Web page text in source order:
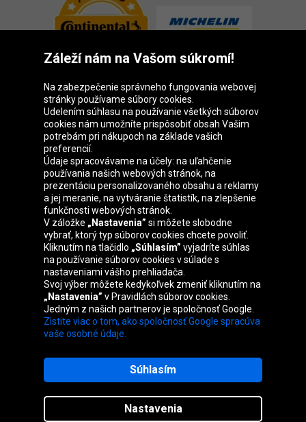
Skupina Oponeo
Belgique
Česká
republika
Deutschland Éire
España France Italia Magyarország
Nederland Österreich Polska
United
Kingdom
Mapa stránok
Záleží nám na Vašom súkromí!
Na zabezpečenie správneho fungovania webovej
stránky používame súbory cookies.
Udelením súhlasu na používanie všetkých súborov
cookies nám umožníte prispôsobiť obsah Vašim
potrebám pri nákupoch na základe vašich
preferencií.
Údaje spracovávame na účely: na uľahčenie
používania našich webových stránok, na
prezentáciu personalizovaného obsahu a reklamy
a jej meranie, na vytváranie štatistík, na zlepšenie
funkčnosti webových stránok.
V záložke „Nastavenia” si môžete slobodne
vybrať, ktorý typ súborov cookies chcete povoliť.
Kliknutím na tlačidlo „Súhlasím” vyjadríte súhlas
na používanie súborov cookies v súlade s
nastaveniami vášho prehliadača.
Svoj výber môžete kedykoľvek zmeniť kliknutím na
„Nastavenia” v Pravidlách súborov cookies.
Jedným z našich partnerov je spoločnosť Google.
Zistite viac o tom, ako spoločnosť Google spracúva
vaše osobné údaje.
Nastavenia
Súhlasím